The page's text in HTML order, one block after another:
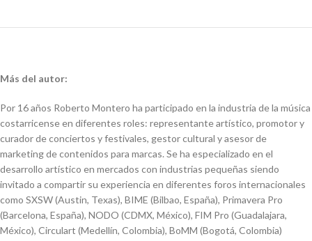
Más del autor:
Por 16 años Roberto Montero ha participado en la industria de la música
costarricense en diferentes roles: representante artístico, promotor y
curador de conciertos y festivales, gestor cultural y asesor de
marketing de contenidos para marcas. Se ha especializado en el
desarrollo artístico en mercados con industrias pequeñas siendo
invitado a compartir su experiencia en diferentes foros internacionales
como SXSW (Austin, Texas), BIME (Bilbao, España), Primavera Pro
(Barcelona, España), NODO (CDMX, México), FIM Pro (Guadalajara,
México), Circulart (Medellín, Colombia), BoMM (Bogotá, Colombia)